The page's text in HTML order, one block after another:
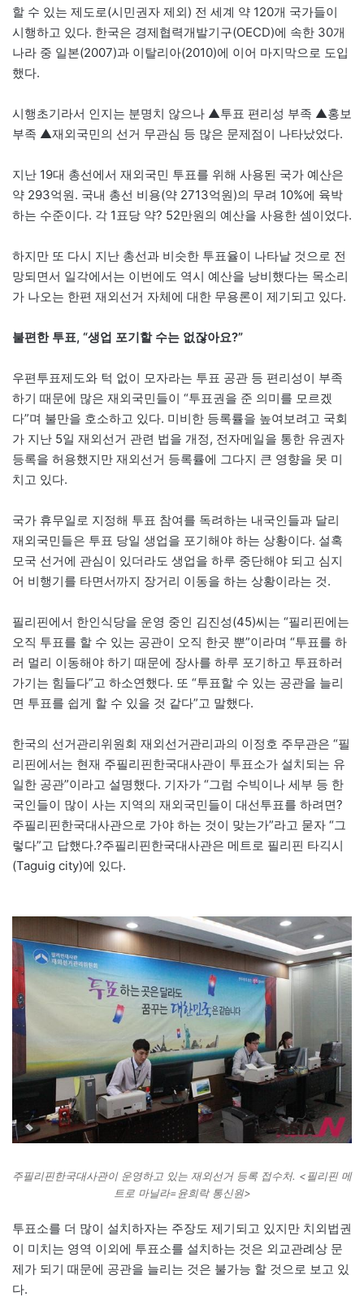
할 수 있는 제도로(시민권자 제외) 전 세계 약 120개 국가들이
시행하고 있다. 한국은 경제협력개발기구(OECD)에 속한 30개
나라 중 일본(2007)과 이탈리아(2010)에 이어 마지막으로 도입
했다.
시행초기라서 인지는 분명치 않으나 ▲투표 편리성 부족 ▲홍보
부족 ▲재외국민의 선거 무관심 등 많은 문제점이 나타났었다.
지난 19대 총선에서 재외국민 투표를 위해 사용된 국가 예산은
약 293억원. 국내 총선 비용(약 2713억원)의 무려 10%에 육박
하는 수준이다. 각 1표당 약? 52만원의 예산을 사용한 셈이었다.
하지만 또 다시 지난 총선과 비슷한 투표율이 나타날 것으로 전
망되면서 일각에서는 이번에도 역시 예산을 낭비했다는 목소리
가 나오는 한편 재외선거 자체에 대한 무용론이 제기되고 있다.
불편한 투표, “생업 포기할 수는 없잖아요?”
우편투표제도와 턱 없이 모자라는 투표 공관 등 편리성이 부족
하기 때문에 많은 재외국민들이 “투표권을 준 의미를 모르겠
다”며 불만을 호소하고 있다. 미비한 등록률을 높여보려고 국회
가 지난 5일 재외선거 관련 법을 개정, 전자메일을 통한 유권자
등록을 허용했지만 재외선거 등록률에 그다지 큰 영향을 못 미
치고 있다.
국가 휴무일로 지정해 투표 참여를 독려하는 내국인들과 달리
재외국민들은 투표 당일 생업을 포기해야 하는 상황이다. 설혹
모국 선거에 관심이 있더라도 생업을 하루 중단해야 되고 심지
어 비행기를 타면서까지 장거리 이동을 하는 상황이라는 것.
필리핀에서 한인식당을 운영 중인 김진성(45)씨는 “필리핀에는
오직 투표를 할 수 있는 공관이 오직 한곳 뿐”이라며 “투표를 하
러 멀리 이동해야 하기 때문에 장사를 하루 포기하고 투표하러
가기는 힘들다”고 하소연했다. 또 “투표할 수 있는 공관을 늘리
면 투표를 쉽게 할 수 있을 것 같다”고 말했다.
한국의 선거관리위원회 재외선거관리과의 이정호 주무관은 “필
리핀에서는 현재 주필리핀한국대사관이 투표소가 설치되는 유
일한 공관”이라고 설명했다. 기자가 “그럼 수빅이나 세부 등 한
국인들이 많이 사는 지역의 재외국민들이 대선투표를 하려면?
주필리핀한국대사관으로 가야 하는 것이 맞는가”라고 묻자 “그
렇다”고 답했다.?주필리핀한국대사관은 메트로 필리핀 타긱시
(Taguig city)에 있다.
주필리핀한국대사관이 운영하고 있는 재외선거 등록 접수처. <필리핀 메
트로 마닐라=윤희락 통신원>
투표소를 더 많이 설치하자는 주장도 제기되고 있지만 치외법권
이 미치는 영역 이외에 투표소를 설치하는 것은 외교관례상 문
제가 되기 때문에 공관을 늘리는 것은 불가능 할 것으로 보고 있
다.